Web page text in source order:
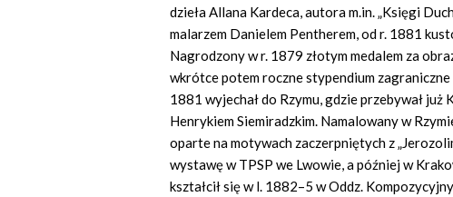
dzieła Allana Kardeca, autora m.in. „Księgi
malarzem Danielem Pentherem, od r. 1881
Nagrodzony w r. 1879 złotym medalem za
wkrótce potem roczne stypendium
1881 wyjechał do Rzymu, gdzie przebywał już
Henrykiem Siemiradzkim. Namalowany w
oparte na motywach zaczerpniętych z
wystawę w TPSP we Lwowie, a później w
kształcił się w l. 1882–5 w Oddz.